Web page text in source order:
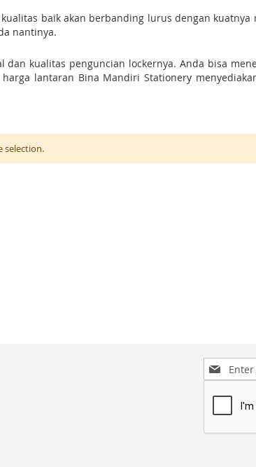
baik akan berbanding lurus dengan kuatnya
nantinya.
kualitas penguncian lockernya. Anda bisa
lantaran Bina Mandiri Stationery
selection.
Sign
Up
Newsletter: